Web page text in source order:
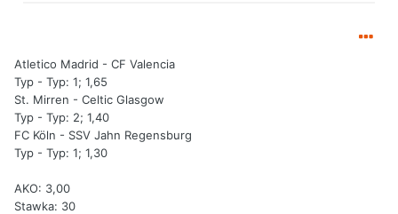
Atletico Madrid - CF Valencia
Typ - Typ: 1; 1,65
St. Mirren - Celtic Glasgow
Typ - Typ: 2; 1,40
FC Köln - SSV Jahn Regensburg
Typ - Typ: 1; 1,30
AKO: 3,00
Stawka: 30